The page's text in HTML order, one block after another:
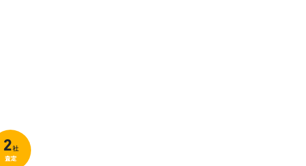
2社
査定